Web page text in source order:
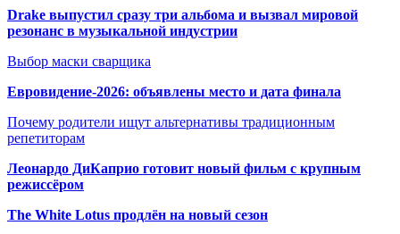
Drake выпустил сразу три альбома и вызвал мировой
резонанс в музыкальной индустрии
Выбор маски сварщика
Евровидение-2026: объявлены место и дата финала
Почему родители ищут альтернативы традиционным
репетиторам
Леонардо ДиКаприо готовит новый фильм с крупным
режиссёром
The White Lotus продлён на новый сезон